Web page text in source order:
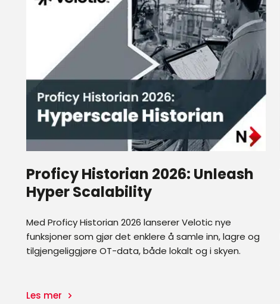
Proficy Historian 2026: Unleash
Hyper Scalability
Med Proficy Historian 2026 lanserer Velotic nye
funksjoner som gjør det enklere å samle inn, lagre og
tilgjengeliggjøre OT-data, både lokalt og i skyen.
Les mer